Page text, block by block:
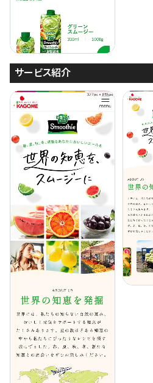
サービス紹介